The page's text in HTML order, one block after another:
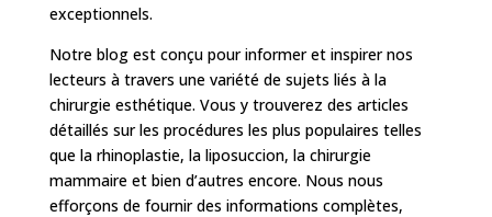
exceptionnels.
Notre blog est conçu pour informer et inspirer nos
lecteurs à travers une variété de sujets liés à la
chirurgie esthétique. Vous y trouverez des articles
détaillés sur les procédures les plus populaires telles
que la rhinoplastie, la liposuccion, la chirurgie
mammaire et bien d’autres encore. Nous nous
efforçons de fournir des informations complètes,